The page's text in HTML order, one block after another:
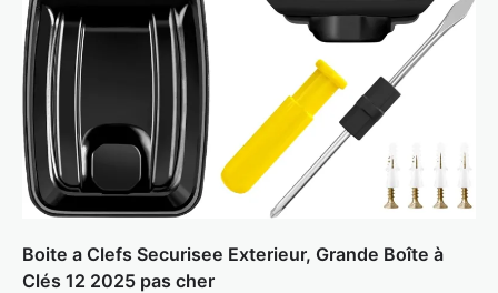
Boite a Clefs Securisee Exterieur, Grande Boîte à
Clés 12 2025 pas cher